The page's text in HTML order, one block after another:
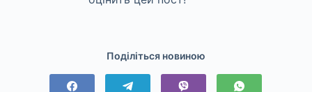
Поділіться новиною